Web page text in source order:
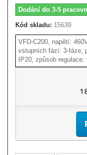
Dodání do 3-5
Kód skladu: 15639
VFD-C200, napětí:
vstupních fází: 3-fáze,
IP20, způsob